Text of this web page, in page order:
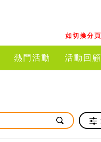
如切換分
熱門活動 活動回顧